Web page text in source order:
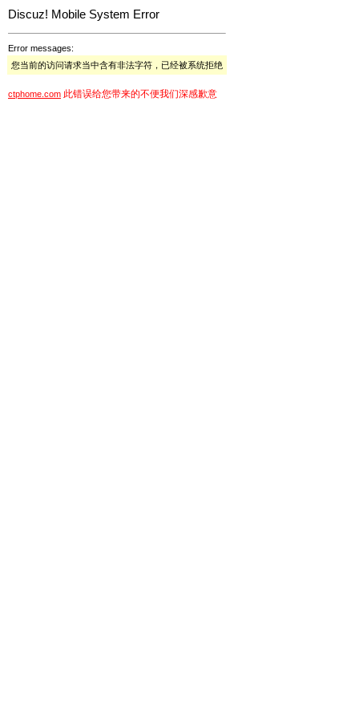
Discuz! Mobile System Error
Error messages:
您当前的访问请求当中含有非法字符，已经被系统拒绝
ctphome.com 此错误给您带来的不便我们深感歉意